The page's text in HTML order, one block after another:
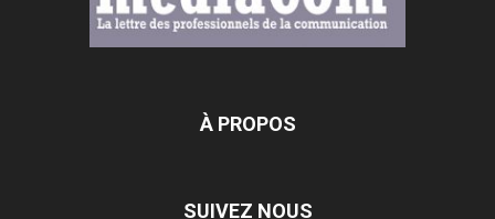
À PROPOS
SUIVEZ NOUS